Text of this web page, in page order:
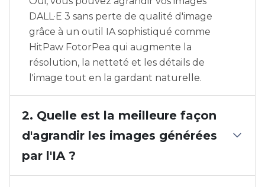
DALL·E 3 sans perte de qualité d'image
grâce à un outil IA sophistiqué comme
HitPaw FotorPea qui augmente la
résolution, la netteté et les détails de
l'image tout en la gardant naturelle.
2. Quelle est la meilleure façon
d'agrandir les images générées
par l'IA ?